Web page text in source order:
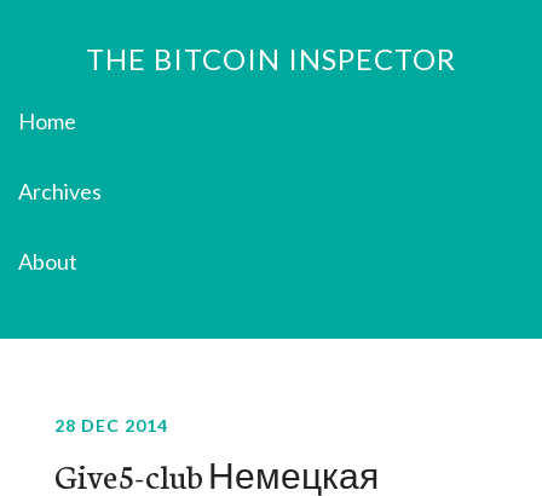
THE BITCOIN INSPECTOR
Home
Archives
About
28 DEC 2014
Give5-club Немецкая